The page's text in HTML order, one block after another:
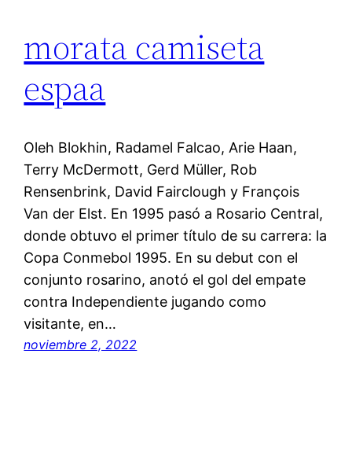
morata camiseta
espaa
Oleh Blokhin, Radamel Falcao, Arie Haan,
Terry McDermott, Gerd Müller, Rob
Rensenbrink, David Fairclough y François
Van der Elst. En 1995 pasó a Rosario Central,
donde obtuvo el primer título de su carrera: la
Copa Conmebol 1995. En su debut con el
conjunto rosarino, anotó el gol del empate
contra Independiente jugando como
visitante, en…
noviembre 2, 2022